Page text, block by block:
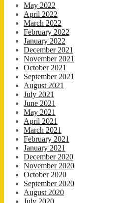
May 2022
April 2022
March 2022
February 2022
January 2022
December 2021
November 2021
October 2021
September 2021
August 2021
July 2021
June 2021
May 2021
April 2021
March 2021
February 2021
January 2021
December 2020
November 2020
October 2020
September 2020
August 2020